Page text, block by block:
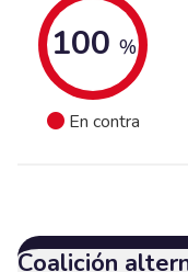
100 %
En contra
Coalición